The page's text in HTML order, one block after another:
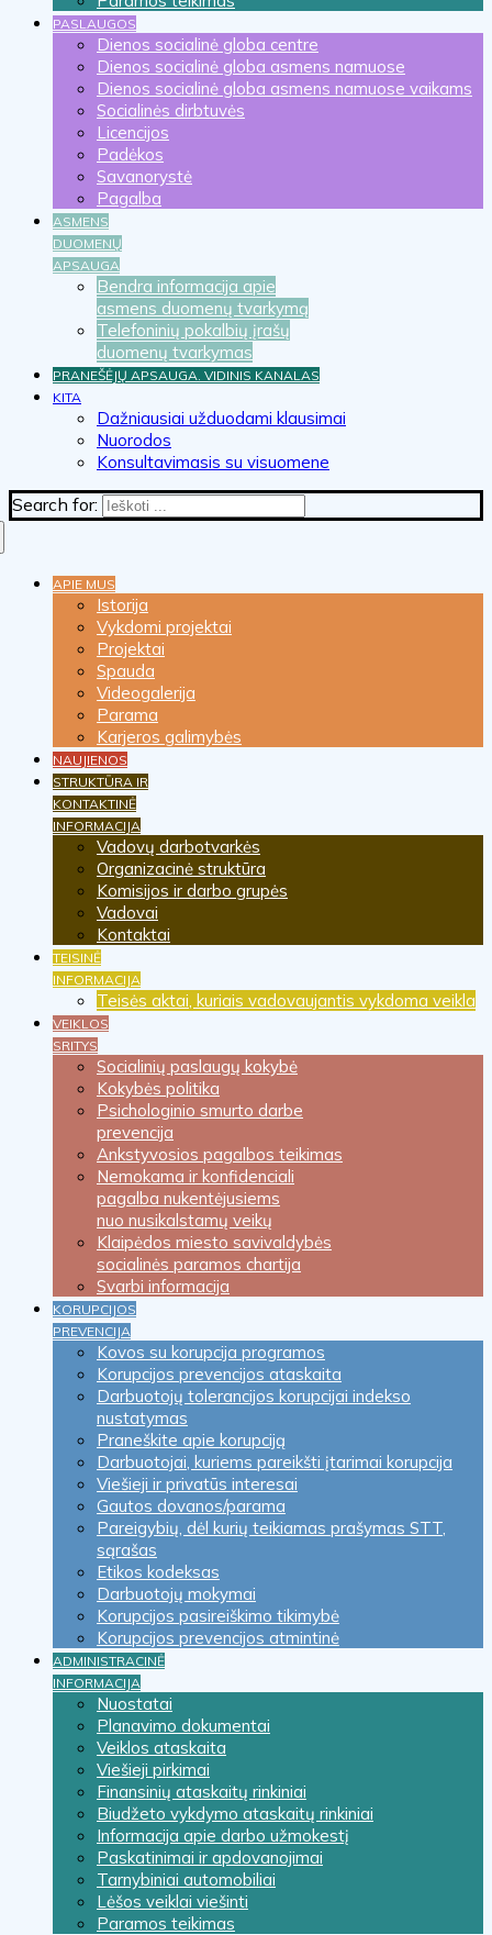
PASLAUGOS
Dienos socialinė globa centre
Dienos socialinė globa asmens namuose
Dienos socialinė globa asmens namuose vaikams
Socialinės dirbtuvės
Licencijos
Padėkos
Savanorystė
Pagalba
ASMENS
DUOMENŲ
APSAUGA
Bendra informacija apie
asmens duomenų tvarkymą
Telefoninių pokalbių įrašų
duomenų tvarkymas
PRANEŠĖJŲ APSAUGA. VIDINIS KANALAS
KITA
Dažniausiai užduodami klausimai
Nuorodos
Konsultavimasis su visuomene
Search for:
APIE MUS
Istorija
Vykdomi projektai
Projektai
Spauda
Videogalerija
Parama
Karjeros galimybės
NAUJIENOS
STRUKTŪRA IR
KONTAKTINĖ
INFORMACIJA
Vadovų darbotvarkės
Organizacinė struktūra
Komisijos ir darbo grupės
Vadovai
Kontaktai
TEISINĖ
INFORMACIJA
Teisės aktai, kuriais vadovaujantis vykdoma veikla
VEIKLOS
SRITYS
Socialinių paslaugų kokybė
Kokybės politika
Psichologinio smurto darbe
prevencija
Ankstyvosios pagalbos teikimas
Nemokama ir konfidenciali
pagalba nukentėjusiems
nuo nusikalstamų veikų
Klaipėdos miesto savivaldybės
socialinės paramos chartija
Svarbi informacija
KORUPCIJOS
PREVENCIJA
Kovos su korupcija programos
Korupcijos prevencijos ataskaita
Darbuotojų tolerancijos korupcijai indekso
nustatymas
Praneškite apie korupciją
Darbuotojai, kuriems pareikšti įtarimai korupcija
Viešieji ir privatūs interesai
Gautos dovanos/parama
Pareigybių, dėl kurių teikiamas prašymas STT,
sąrašas
Etikos kodeksas
Darbuotojų mokymai
Korupcijos pasireiškimo tikimybė
Korupcijos prevencijos atmintinė
ADMINISTRACINĖ
INFORMACIJA
Nuostatai
Planavimo dokumentai
Veiklos ataskaita
Viešieji pirkimai
Finansinių ataskaitų rinkiniai
Biudžeto vykdymo ataskaitų rinkiniai
Informacija apie darbo užmokestį
Paskatinimai ir apdovanojimai
Tarnybiniai automobiliai
Lėšos veiklai viešinti
Paramos teikimas